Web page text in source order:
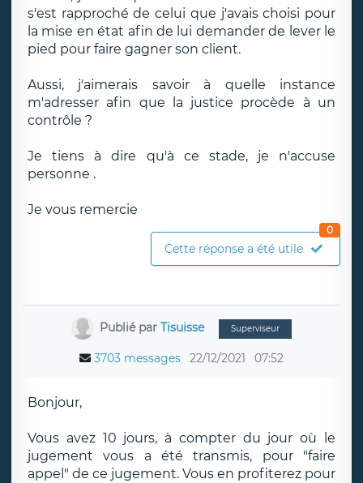
s'est rapproché de celui que j'avais choisi pour
la mise en état afin de lui demander de lever le
pied pour faire gagner son client.
Aussi, j'aimerais savoir à quelle instance
m'adresser afin que la justice procède à un
contrôle ?
Je tiens à dire qu'à ce stade, je n'accuse
personne .
Je vous remercie
Cette réponse a été utile
0
Publié parTisuisse Superviseur
3703 messages 22/12/2021 07:52
Bonjour,
Vous avez 10 jours, à compter du jour où le
jugement vous a été transmis, pour "faire
appel" de ce jugement. Vous en profiterez pour